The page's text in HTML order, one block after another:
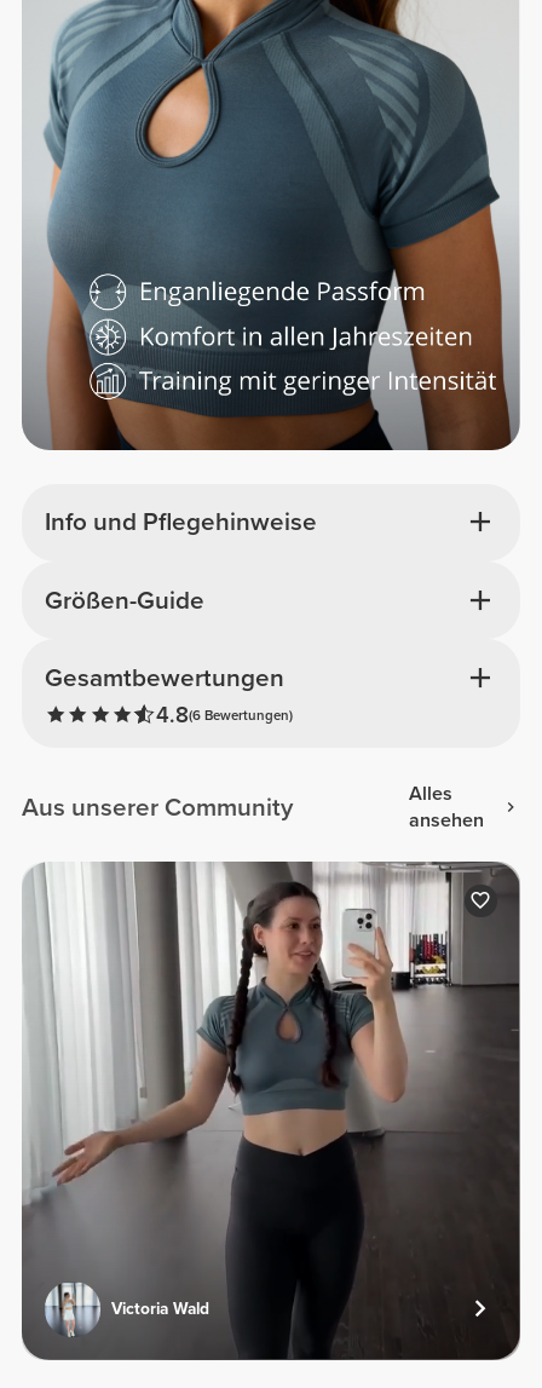
Info und Pflegehinweise
Gesamtbewertungen
4.8(6 Bewertungen)
Größen-Guide
Aus unserer Community
Alles
ansehen
Victoria Wald